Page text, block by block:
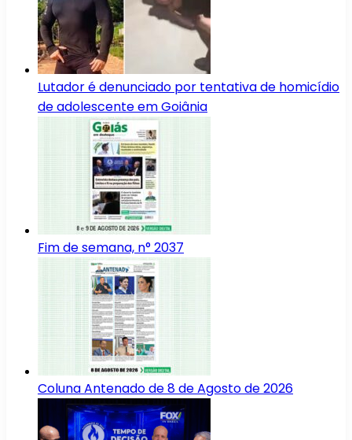
Lutador é denunciado por tentativa de homicídio
de adolescente em Goiânia
Fim de semana, n° 2037
Coluna Antenado de 8 de Agosto de 2026